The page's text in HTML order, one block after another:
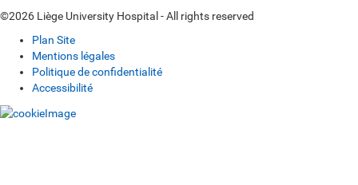
©2026 Liège University Hospital - All rights reserved
Plan Site
Mentions légales
Politique de confidentialité
Accessibilité